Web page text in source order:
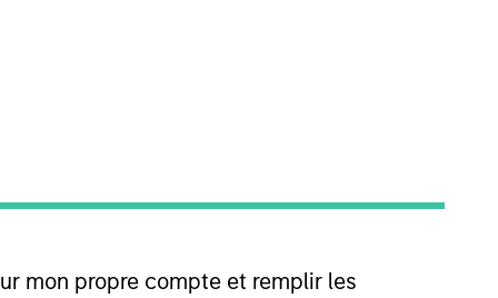
mon propre compte et remplir les
He joined Morgan Stanley